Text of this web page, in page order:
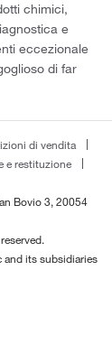
chimici,
e
eccezionale
di far
di vendita
e restituzione
Bovio 3, 20054
and its subsidiaries